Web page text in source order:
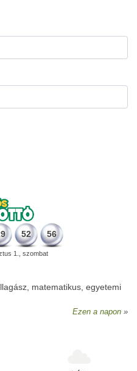
52 56
1., szombat
matematikus, egyetemi
Ezen a napon